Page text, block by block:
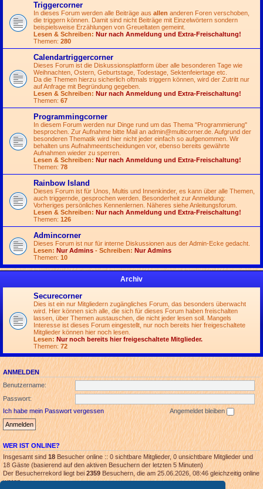
Triggercorner
In dieses Forum werden alle Beiträge aus allen anderen Foren verschoben,
die triggern können. Damit sind nicht Beiträge mit Einzelwörtern sondern
beispielsweise Erzählungen von Greueltaten gemeint.
Lesen & Schreiben: Nur nach Anmeldung und Extra-Freischaltung!
Themen: 280
Calendartriggercorner
Dieses Forum ist die Diskussionsplattform über alle besonderen Tage wie
Weihnachten, Ostern, Geburtstage, Todestage, Sektenfeiertage etc.
Da die Themen hierzu sicherlich oftmals triggern können, wird der Zutritt nur
auf Anfrage mit Begründung gegeben.
Lesen & Schreiben: Nur nach Anmeldung und Extra-Freischaltung!
Themen: 67
Programmingcorner
In diesem Forum werden nur Dinge rund um das Thema "Programmierung"
besprochen. Zur Aufnahme bitte Mail an admin@multicorner.de . Aufgrund der
besonderen Thematik wird hier nicht jeder einfach so aufgenommen. Wir
behalten uns Aufnahmeentscheidungen vor, ebenso bereits gewährte
Aufnahmen wieder zu sperren.
Lesen & Schreiben: Nur nach Anmeldung und Extra-Freischaltung!
Themen: 78
Rainbow Island
Dieses Forum ist für Unos, Multis und Innenkinder, es kann über alle Themen,
auch triggernde, gesprochen werden. Besonderheit zur Anmeldung:
Vorheriges persönliches Kennenlernen. Näheres siehe Anleitungsforum.
Lesen & Schreiben: Nur nach Anmeldung und Extra-Freischaltung!
Themen: 126
Admincorner
Dieses Forum ist nur für interne Diskussionen aus der Admin-Ecke gedacht.
Lesen: Nur Admins - Schreiben: Nur Admins
Themen: 10
Archiv
Securecorner
Dies ist ein nur Mitgliedern zugängliches Forum, das besonders überwacht
wird. Hier können sich alle, die sich für dieses Forum haben freischalten
lassen, über Themen austauschen, die nicht jeder lesen soll. Mangels
Interesse ist dieses Forum eingestellt, nur noch bereits hier freigeschaltete
Mitglieder können hier noch lesen.
Lesen: Nur noch bereits hier freigeschaltete Mitglieder.
Themen: 72
ANMELDEN
Benutzername:
Passwort:
Ich habe mein Passwort vergessen
Angemeldet bleiben
WER IST ONLINE?
Insgesamt sind18Besucher online :: 0 sichtbare Mitglieder, 0 unsichtbare Mitglieder und
18 Gäste (basierend auf den aktiven Besuchern der letzten 5 Minuten)
Der Besucherrekord liegt bei2359Besuchern, die am 25.06.2026, 08:46 gleichzeitig online
waren.